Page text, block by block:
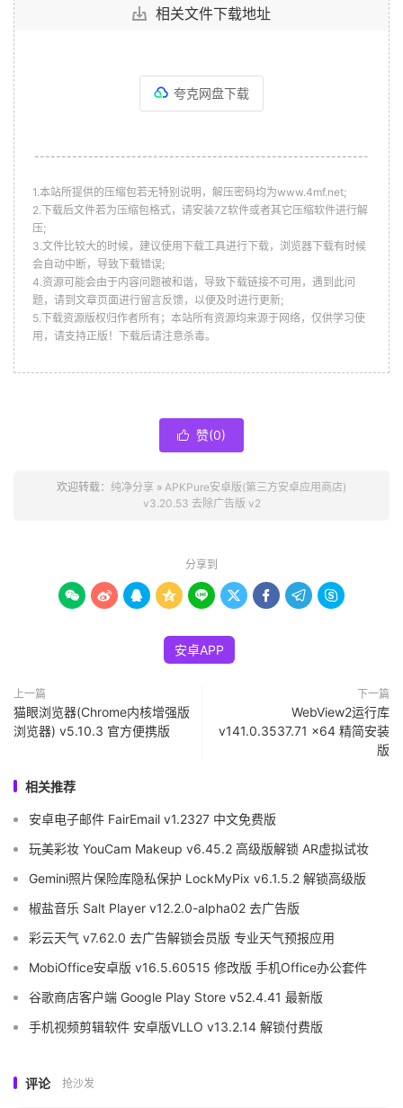
相关文件下载地址
夸克网盘下载
--------------------------------------------------------------
1.本站所提供的压缩包若无特别说明，解压密码均为www.4mf.net;
2.下载后文件若为压缩包格式，请安装7Z软件或者其它压缩软件进行解
压;
3.文件比较大的时候，建议使用下载工具进行下载，浏览器下载有时候
会自动中断，导致下载错误;
4.资源可能会由于内容问题被和谐，导致下载链接不可用，遇到此问
题，请到文章页面进行留言反馈，以便及时进行更新;
5.下载资源版权归作者所有；本站所有资源均来源于网络，仅供学习使
用，请支持正版！下载后请注意杀毒。
 赞(0)
欢迎转载： 纯净分享 » APKPure安卓版(第三方安卓应用商店)
v3.20.53 去除广告版 v2
分享到
        
安卓APP
上一篇
猫眼浏览器(Chrome内核增强版
浏览器) v5.10.3 官方便携版
下一篇
WebView2运行库
v141.0.3537.71 x64 精简安装
版
相关推荐
安卓电子邮件 FairEmail v1.2327 中文免费版
玩美彩妆 YouCam Makeup v6.45.2 高级版解锁 AR虚拟试妆
Gemini照片保险库隐私保护 LockMyPix v6.1.5.2 解锁高级版
椒盐音乐 Salt Player v12.2.0-alpha02 去广告版
彩云天气 v7.62.0 去广告解锁会员版 专业天气预报应用
MobiOffice安卓版 v16.5.60515 修改版 手机Office办公套件
谷歌商店客户端 Google Play Store v52.4.41 最新版
手机视频剪辑软件 安卓版VLLO v13.2.14 解锁付费版
评论 抢沙发